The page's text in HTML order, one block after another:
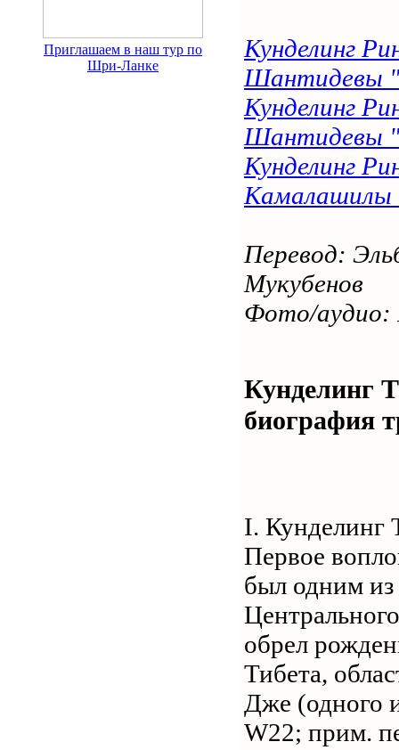
Приглашаем в наш тур по
Шри-Ланке
Кунделинг
Шантидевы
Кунделинг
Шантидевы
Кунделинг
Камалашилы
Перевод:
Мукубенов
Фото/аудио:
Кунделинг
биография
I. Кунделинг
Первое
был одним
обрел
Тибета,
Дже (одного
W22; прим.